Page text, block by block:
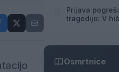
Prijava
tragedijo: V
Osmrtnice